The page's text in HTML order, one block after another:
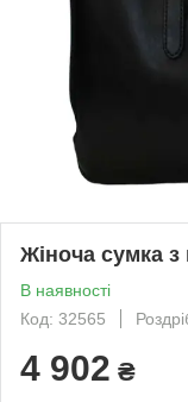
Жіноча сумка з
В наявності
Код: 32565
4 902 ₴